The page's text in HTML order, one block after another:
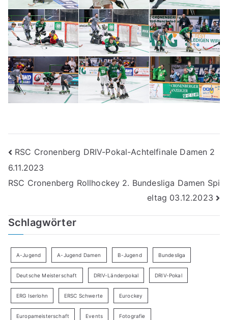
Beitragsnavigation
RSC Cronenberg DRIV-Pokal-Achtelfinale Damen 2
6.11.2023
RSC Cronenberg Rollhockey 2. Bundesliga Damen Spi
eltag 03.12.2023
Schlagwörter
A-Jugend A-Jugend Damen B-Jugend Bundesliga
Deutsche Meisterschaft DRIV-Länderpokal DRIV-Pokal
ERG Iserlohn ERSC Schwerte Eurockey
Europameisterschaft Events Fotografie